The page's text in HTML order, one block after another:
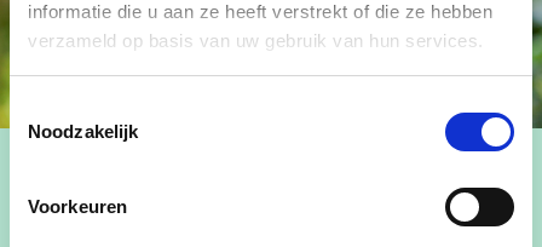
informatie die u aan ze heeft verstrekt of die ze hebben
verzameld op basis van uw gebruik van hun services.
Toestemmingsselectie
Noodzakelijk
Voorkeuren